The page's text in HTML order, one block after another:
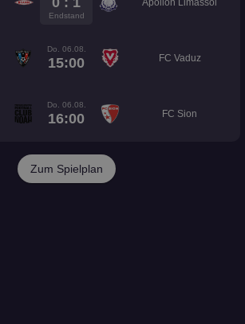
Endstand
Apollon Limassol
Do. 06.08.
15:00 FC Vaduz
Do. 06.08.
16:00 FC Sion
Zum Spielplan